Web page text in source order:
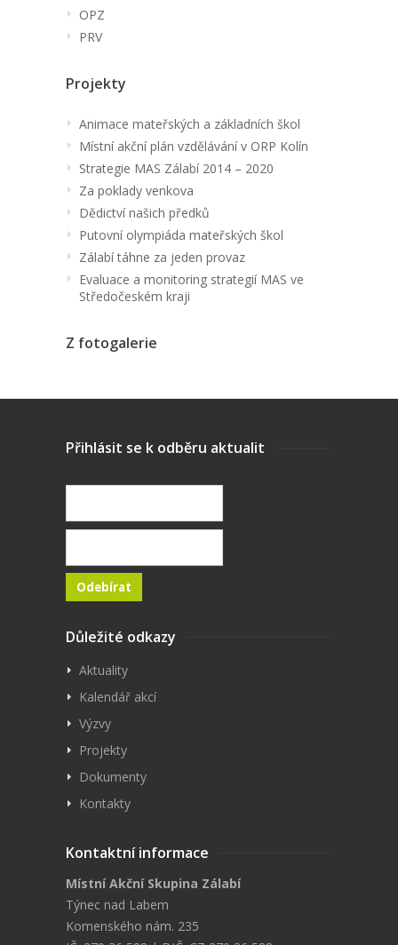
OPZ
PRV
Projekty
Animace mateřských a základních škol
Místní akční plán vzdělávání v ORP Kolín
Strategie MAS Zálabí 2014 – 2020
Za poklady venkova
Dědictví našich předků
Putovní olympiáda mateřských škol
Zálabí táhne za jeden provaz
Evaluace a monitoring strategií MAS ve
Středočeském kraji
Z fotogalerie
Přihlásit se k odběru aktualit
Důležité odkazy
Aktuality
Kalendář akcí
Výzvy
Projekty
Dokumenty
Kontakty
Kontaktní informace
Místní Akční Skupina Zálabí
Týnec nad Labem
Komenského nám. 235